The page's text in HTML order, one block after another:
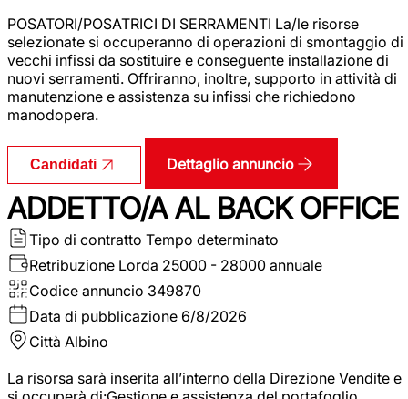
POSATORI/POSATRICI DI SERRAMENTI La/le risorse
selezionate si occuperanno di operazioni di smontaggio di
vecchi infissi da sostituire e conseguente installazione di
nuovi serramenti. Offriranno, inoltre, supporto in attività di
manutenzione e assistenza su infissi che richiedono
manodopera.
Candidati Dettaglio annuncio
ADDETTO/A AL BACK OFFICE
Tipo di contratto Tempo determinato
Retribuzione Lorda 25000 - 28000 annuale
Codice annuncio 349870
Data di pubblicazione 6/8/2026
Città Albino
La risorsa sarà inserita all’interno della Direzione Vendite e